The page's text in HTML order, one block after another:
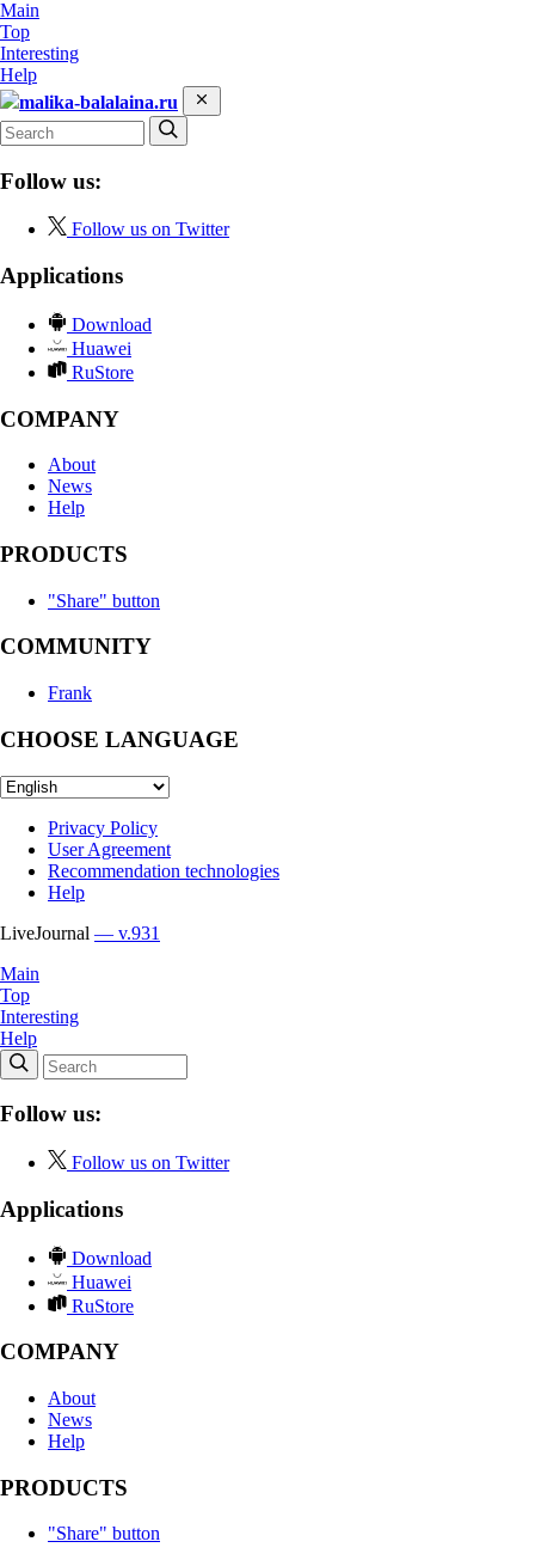
Main
Top
Interesting
Help
malika-balalaina.ru
Follow us:
Follow us on Twitter
Applications
Download
Huawei
RuStore
COMPANY
About
News
Help
PRODUCTS
"Share" button
COMMUNITY
Frank
CHOOSE LANGUAGE
Privacy Policy
User Agreement
Recommendation technologies
Help
LiveJournal — v.931
Main
Top
Interesting
Help
Follow us:
Follow us on Twitter
Applications
Download
Huawei
RuStore
COMPANY
About
News
Help
PRODUCTS
"Share" button